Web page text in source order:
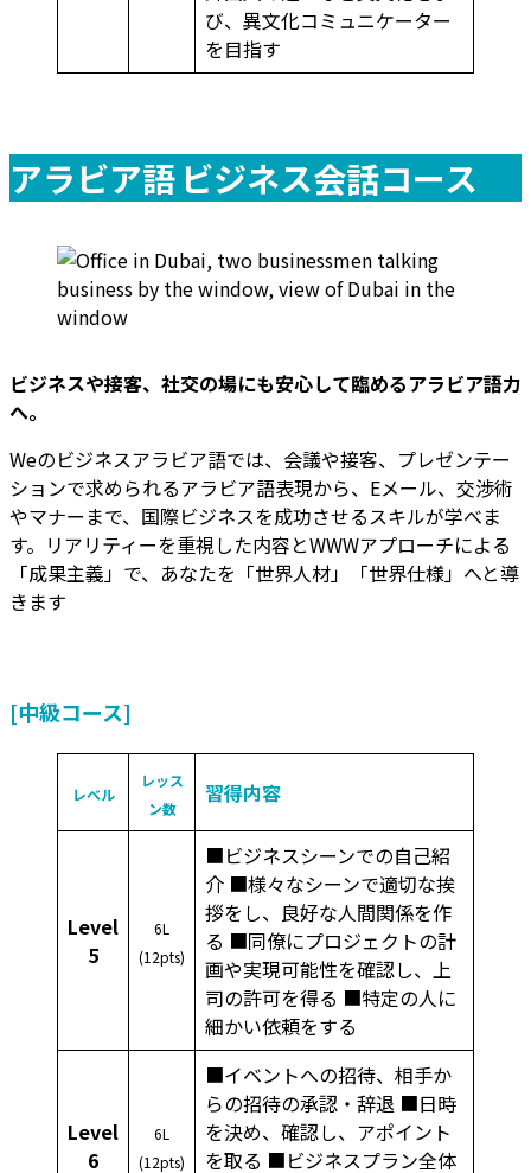
び、異文化コミュニケーター
を目指す
アラビア語 ビジネス会話コース
ビジネスや接客、社交の場にも安心して臨めるアラビア語力
へ。
Weのビジネスアラビア語では、会議や接客、プレゼンテー
ションで求められるアラビア語表現から、Eメール、交渉術
やマナーまで、国際ビジネスを成功させるスキルが学べま
す。リアリティーを重視した内容とWWWアプローチによる
「成果主義」で、あなたを「世界人材」「世界仕様」へと導
きます
[中級コース]
レベル
レッス
ン数
習得内容
Level
5
6L
(12pts)
■ビジネスシーンでの自己紹
介 ■様々なシーンで適切な挨
拶をし、良好な人間関係を作
る ■同僚にプロジェクトの計
画や実現可能性を確認し、上
司の許可を得る ■特定の人に
細かい依頼をする
Level
6
6L
(12pts)
■イベントへの招待、相手か
らの招待の承認・辞退 ■日時
を決め、確認し、アポイント
を取る ■ビジネスプラン全体